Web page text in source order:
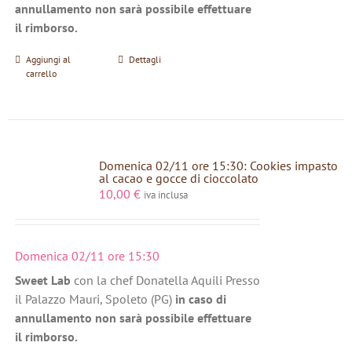
annullamento non sarà possibile effettuare
il rimborso.
Aggiungi al
carrello
Dettagli
Domenica 02/11 ore 15:30: Cookies impasto
al cacao e gocce di cioccolato
10,00 € iva inclusa
Domenica 02/11 ore 15:30
Sweet Lab con la chef Donatella Aquili Presso
il Palazzo Mauri, Spoleto (PG) in caso di
annullamento non sarà possibile effettuare
il rimborso.